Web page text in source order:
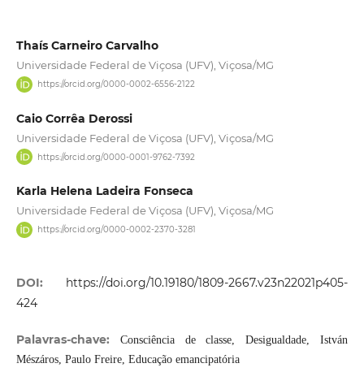
Thaís Carneiro Carvalho
Universidade Federal de Viçosa (UFV), Viçosa/MG
https://orcid.org/0000-0002-6556-2122
Caio Corrêa Derossi
Universidade Federal de Viçosa (UFV), Viçosa/MG
https://orcid.org/0000-0001-9762-7392
Karla Helena Ladeira Fonseca
Universidade Federal de Viçosa (UFV), Viçosa/MG
https://orcid.org/0000-0002-2370-3281
DOI: https://doi.org/10.19180/1809-2667.v23n22021p405-
424
Palavras-chave:
Consciência de classe, Desigualdade, István
Mészáros, Paulo Freire, Educação emancipatória